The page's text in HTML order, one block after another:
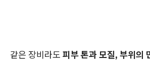
같은 장비라도 피부 톤과 모질, 부위의